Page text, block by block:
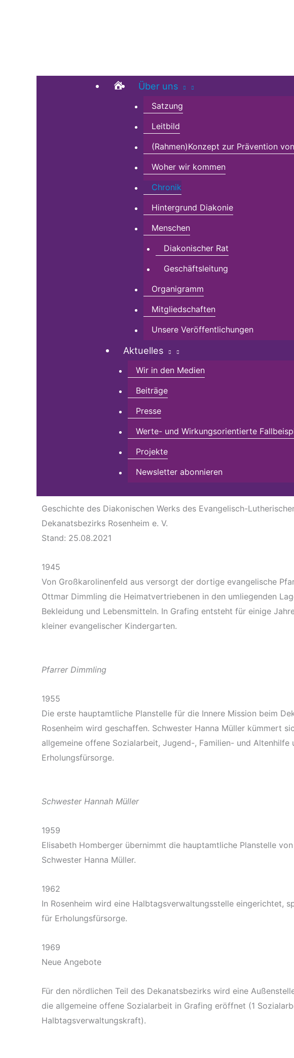
HomeÜber uns
Satzung
Leitbild
(Rahmen)Konzept zur Prävention
Woher wir kommen
Chronik
Hintergrund Diakonie
Menschen
Diakonischer Rat
Geschäftsleitung
Organigramm
Mitgliedschaften
Unsere Veröffentlichungen
Aktuelles
Wir in den Medien
Beiträge
Presse
Werte- und Wirkungsorientierte
Projekte
Newsletter abonnieren
Geschichte des Diakonischen Werks des Evangelisch-
Dekanatsbezirks Rosenheim e. V.
Stand: 25.08.2021
1945
Von Großkarolinenfeld aus versorgt der dortige evangelische
Ottmar Dimmling die Heimatvertriebenen in den umliegenden
Bekleidung und Lebensmitteln. In Grafing entsteht für einige
kleiner evangelischer Kindergarten.
Pfarrer Dimmling
1955
Die erste hauptamtliche Planstelle für die Innere Mission beim
Rosenheim wird geschaffen. Schwester Hanna Müller kümmert
allgemeine offene Sozialarbeit, Jugend-, Familien- und Altenhilfe
Erholungsfürsorge.
Schwester Hannah Müller
1959
Elisabeth Homberger übernimmt die hauptamtliche Planstelle von
Schwester Hanna Müller.
1962
In Rosenheim wird eine Halbtagsverwaltungsstelle eingerichtet,
für Erholungsfürsorge.
1969
Neue Angebote
Für den nördlichen Teil des Dekanatsbezirks wird eine
die allgemeine offene Sozialarbeit in Grafing eröffnet (1
Halbtagsverwaltungskraft).